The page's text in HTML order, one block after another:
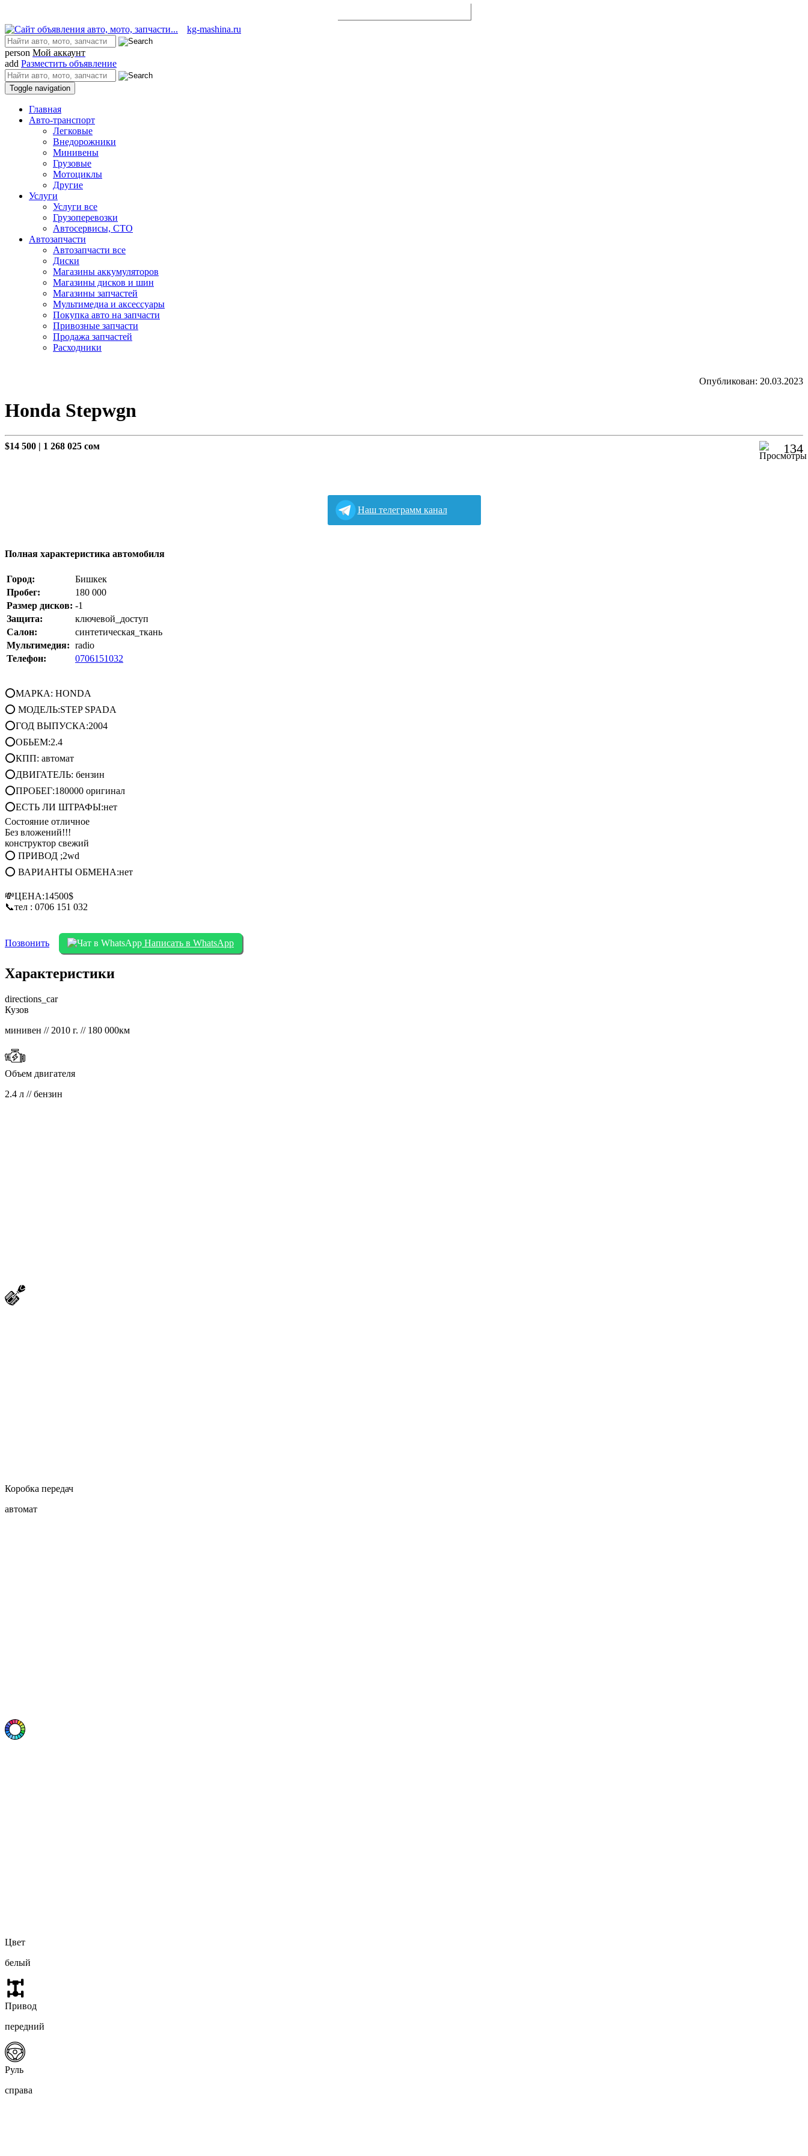
kg-mashina.ru
person Мой аккаунт
add Разместить объявление
Toggle navigation
Главная
Авто-транспорт
Легковые
Внедорожники
Минивены
Грузовые
Мотоциклы
Другие
Услуги
Услуги все
Грузоперевозки
Автосервисы, СТО
Автозапчасти
Автозапчасти все
Диски
Магазины аккумуляторов
Магазины дисков и шин
Магазины запчастей
Мультимедиа и аксессуары
Покупка авто на запчасти
Привозные запчасти
Продажа запчастей
Расходники
Опубликован: 20.03.2023
Honda Stepwgn
$14 500 | 1 268 025 сом 134
Наш телеграмм канал
Полная характеристика автомобиля
Город:
Бишкек
Пробег:
180 000
Размер дисков: -1
Защита:
ключевой_доступ
Салон:
синтетическая_ткань
Мультимедия: radio
Телефон:
0706151032
⭕МАРКА: HONDA
⭕ МОДЕЛЬ:STEP SPADA
⭕ГОД ВЫПУСКА:2004
⭕ОБЬЕМ:2.4
⭕КПП: автомат
⭕ДВИГАТЕЛЬ: бензин
⭕ПРОБЕГ:180000 оригинал
⭕ЕСТЬ ЛИ ШТРАФЫ:нет
Состояние отличное
Без вложений!!!
конструктор свежий
⭕ ПРИВОД ;2wd
⭕ ВАРИАНТЫ ОБМЕНА:нет
💸ЦЕНА:14500$
📞тел : 0706 151 032
Позвонить Написать в WhatsApp
Характеристики
directions_car
Кузов
минивен // 2010 г. // 180 000км
Объем двигателя
2.4 л // бензин
Коробка передач
автомат
Цвет
белый
Привод
передний
Руль
справа